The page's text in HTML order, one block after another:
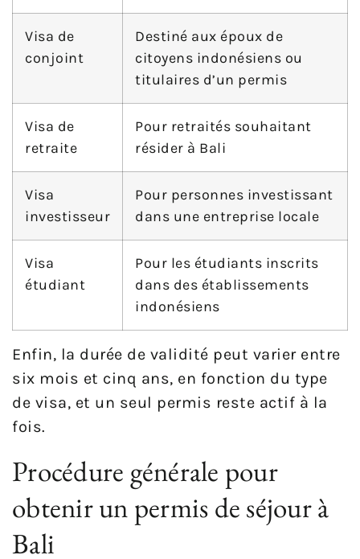
Visa de
conjoint
Destiné aux époux de
citoyens indonésiens ou
titulaires d’un permis
Visa de
retraite
Pour retraités souhaitant
résider à Bali
Visa
investisseur
Pour personnes investissant
dans une entreprise locale
Visa
étudiant
Pour les étudiants inscrits
dans des établissements
indonésiens
Enfin, la durée de validité peut varier entre
six mois et cinq ans, en fonction du type
de visa, et un seul permis reste actif à la
fois.
Procédure générale pour
obtenir un permis de séjour à
Bali